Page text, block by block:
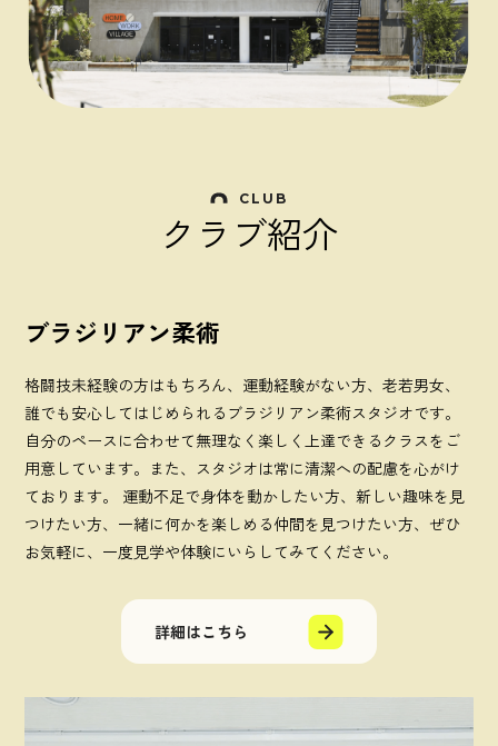
CLUB
クラブ紹介
ブラジリアン柔術
格闘技未経験の方はもちろん、運動経験がない方、老若男女、
誰でも安心してはじめられるブラジリアン柔術スタジオです。
自分のペースに合わせて無理なく楽しく上達できるクラスをご
用意しています。また、スタジオは常に清潔への配慮を心がけ
ております。 運動不足で身体を動かしたい方、新しい趣味を見
つけたい方、一緒に何かを楽しめる仲間を見つけたい方、ぜひ
お気軽に、一度見学や体験にいらしてみてください。
詳細はこちら